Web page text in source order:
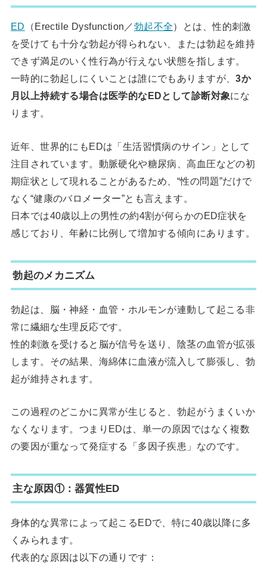
ED （Erectile Dysfunction／勃起不全）とは、性的刺激
を受けても十分な勃起が得られない、または勃起を維持
できず満足のいく性行為が行えない状態を指します。
一時的に勃起しにくいことは誰にでもありますが、3か
月以上持続する場合は医学的なEDとして診断対象にな
ります。
近年、世界的にもEDは「生活習慣病のサイン」として
注目されています。動脈硬化や糖尿病、高血圧などの初
期症状として現れることがあるため、“性の問題”だけで
なく“健康のバロメーター”とも言えます。
日本では40歳以上の男性の約4割が何らかのED症状を
感じており、年齢に比例して増加する傾向にあります。
勃起のメカニズム
勃起は、脳・神経・血管・ホルモンが連動して起こる非
常に繊細な生理反応です。
性的刺激を受けると脳が信号を送り、陰茎の血管が拡張
します。その結果、海綿体に血液が流入して膨張し、勃
起が維持されます。
この過程のどこかに異常が生じると、勃起がうまくいか
なくなります。つまりEDは、単一の原因ではなく複数
の要因が重なって発症する「多因子疾患」なのです。
主な原因①：器質性ED
身体的な異常によって起こるEDで、特に40歳以降に多
くみられます。
代表的な原因は以下の通りです：